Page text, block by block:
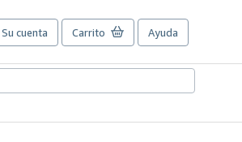
Su cuenta Carrito Ayuda